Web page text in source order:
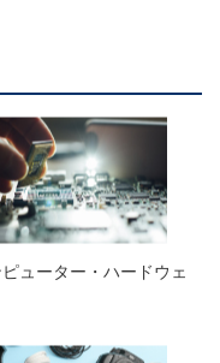
ューター・ハードウェ